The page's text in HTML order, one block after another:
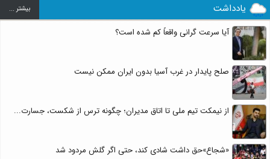
یادداشت بيشتر ...
آیا سرعت گرانی واقعاً کم شده است؟
صلح پایدار در غرب آسیا بدون ایران ممکن نیست
از نیمکت تیم ملی تا اتاق مدیران؛ چگونه ترس از شکست، جسارت...
«شجاع»حق داشت شادی کند، حتی اگر گلش مردود شد